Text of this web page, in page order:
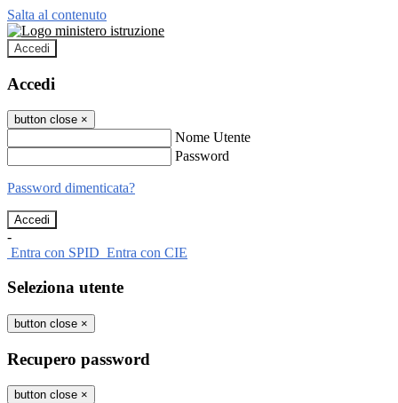
Salta al contenuto
Accedi
Accedi
button close ×
Nome Utente
Password
Password dimenticata?
-
Entra con SPID Entra con CIE
Seleziona utente
button close ×
Recupero password
button close ×